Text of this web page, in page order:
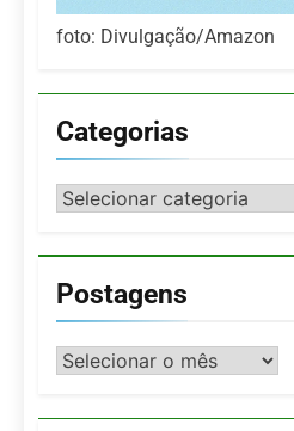
foto: Divulgação/Amazon
Categorias
Categorias
Postagens
Postagens